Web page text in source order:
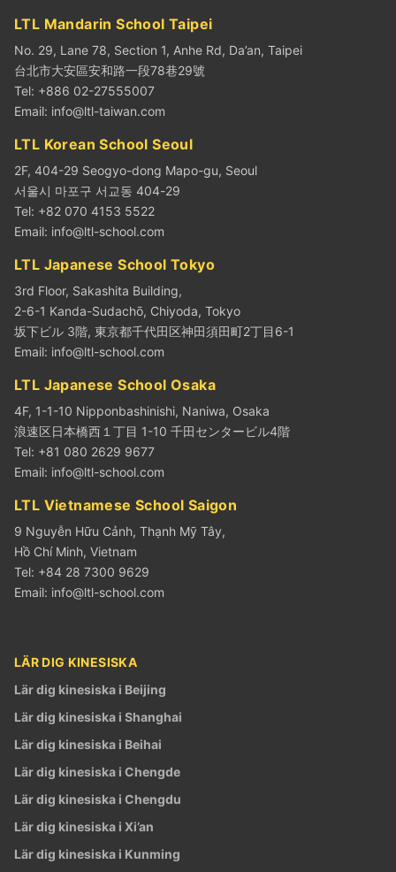
LTL Mandarin School Taipei
No. 29, Lane 78, Section 1, Anhe Rd, Da’an, Taipei
台北市大安區安和路一段78巷29號
Tel: +886 02-27555007
Email: info@ltl-taiwan.com
LTL Korean School Seoul
2F, 404-29 Seogyo-dong Mapo-gu, Seoul
서울시 마포구 서교동 404-29
Tel: +82 070 4153 5522
Email: info@ltl-school.com
LTL Japanese School Tokyo
3rd Floor, Sakashita Building,
2-6-1 Kanda-Sudachō, Chiyoda, Tokyo
坂下ビル 3階, 東京都千代田区神田須田町2丁目6-1
Email: info@ltl-school.com
LTL Japanese School Osaka
4F, 1-1-10 Nipponbashinishi, Naniwa, Osaka
浪速区日本橋西１丁目 1-10 千田センタービル4階
Tel: +81 080 2629 9677
Email: info@ltl-school.com
LTL Vietnamese School Saigon
9 Nguyễn Hữu Cảnh, Thạnh Mỹ Tây,
Hồ Chí Minh, Vietnam
Tel: +84 28 7300 9629
Email: info@ltl-school.com
LÄR DIG KINESISKA
Lär dig kinesiska i Beijing
Lär dig kinesiska i Shanghai
Lär dig kinesiska i Beihai
Lär dig kinesiska i Chengde
Lär dig kinesiska i Chengdu
Lär dig kinesiska i Xi’an
Lär dig kinesiska i Kunming